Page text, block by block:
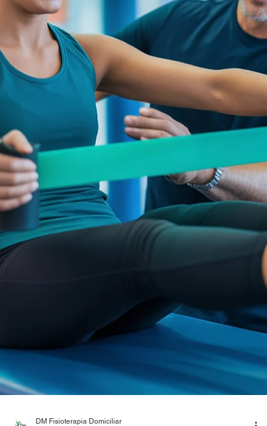
DM Fisioterapia Domiciliar
11 de set. de 2025
3 min de leitura
essencial para recuperar
funções, reduzir dores e
acelerar a reabilitação com
segurança e eficiência
Fisioterapia pós-cirúrgica acelera a recuperação, reduz